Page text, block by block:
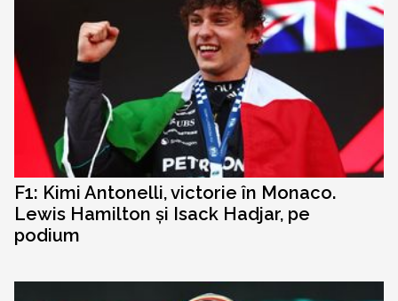
F1: Kimi Antonelli, victorie în Monaco.
Lewis Hamilton și Isack Hadjar, pe
podium